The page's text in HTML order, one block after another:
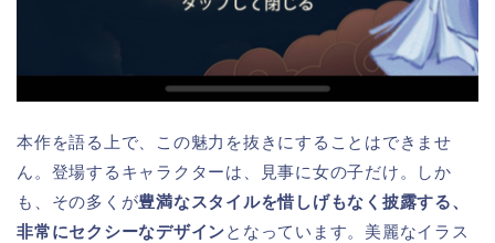
本作を語る上で、この魅力を抜きにすることはできませ
ん。登場するキャラクターは、見事に女の子だけ。しか
も、その多くが豊満なスタイルを惜しげもなく披露する、
非常にセクシーなデザインとなっています。美麗なイラス